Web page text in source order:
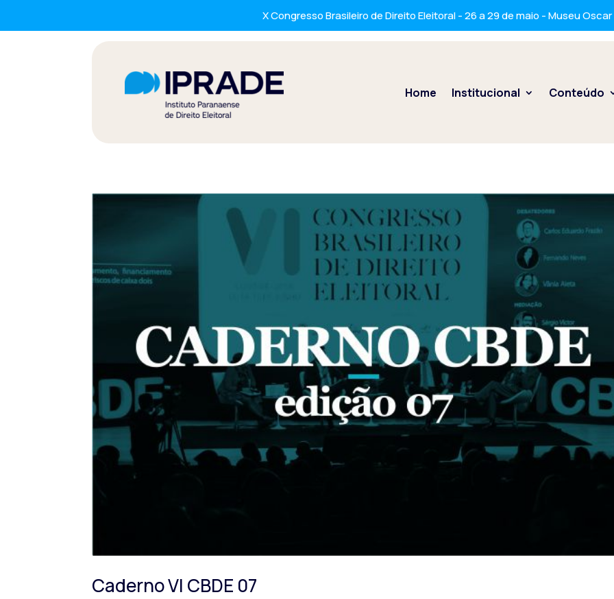
X Congresso Brasileiro de Direito Eleitoral - 26 a 29 de maio - Museu
Home Institucional Conteúdo
Caderno VI CBDE 07